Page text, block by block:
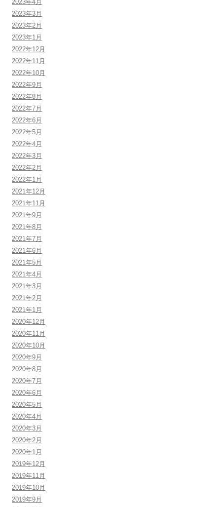
2023年4月
2023年3月
2023年2月
2023年1月
2022年12月
2022年11月
2022年10月
2022年9月
2022年8月
2022年7月
2022年6月
2022年5月
2022年4月
2022年3月
2022年2月
2022年1月
2021年12月
2021年11月
2021年9月
2021年8月
2021年7月
2021年6月
2021年5月
2021年4月
2021年3月
2021年2月
2021年1月
2020年12月
2020年11月
2020年10月
2020年9月
2020年8月
2020年7月
2020年6月
2020年5月
2020年4月
2020年3月
2020年2月
2020年1月
2019年12月
2019年11月
2019年10月
2019年9月